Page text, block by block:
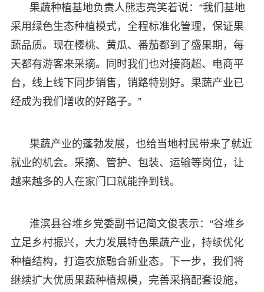
果蔬种植基地负责人熊志亮笑着说：“我们基地
采用绿色生态种植模式，全程标准化管理，保证果
蔬品质。现在樱桃、黄瓜、番茄都到了盛果期，每
天都有游客来采摘。同时我们也对接商超、电商平
台，线上线下同步销售，销路特别好。果蔬产业已
经成为我们增收的好路子。”
果蔬产业的蓬勃发展，也给当地村民带来了就近
就业的机会。采摘、管护、包装、运输等岗位，让
越来越多的人在家门口就能挣到钱。
淮滨县谷堆乡党委副书记简文俊表示：“谷堆乡
立足乡村振兴，大力发展特色果蔬产业，持续优化
种植结构，打造农旅融合新业态。下一步，我们将
继续扩大优质果蔬种植规模，完善采摘配套设施，